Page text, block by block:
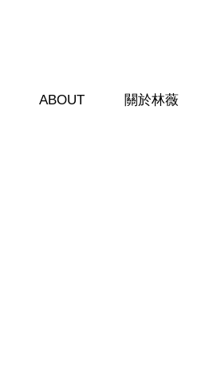
ABOUT 關於林薇